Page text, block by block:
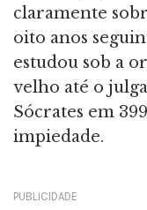
claramente
oito anos
estudou sob a
velho até o
Sócrates em
impiedade.
PUBLICIDADE